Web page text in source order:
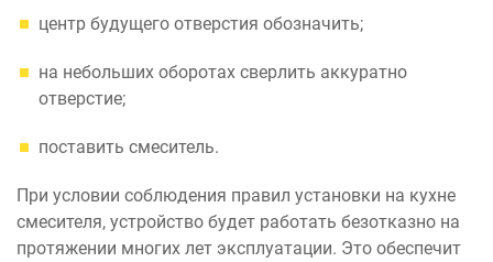
центр будущего отверстия обозначить;
на небольших оборотах сверлить аккуратно
отверстие;
поставить смеситель.
При условии соблюдения правил установки на кухне
смесителя, устройство будет работать безотказно на
протяжении многих лет эксплуатации. Это обеспечит